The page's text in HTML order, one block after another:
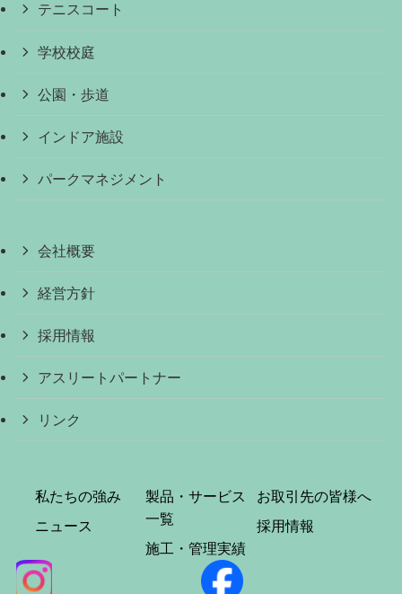
テニスコート
学校校庭
公園・歩道
インドア施設
パークマネジメント
会社概要
経営方針
採用情報
アスリートパートナー
リンク
私たちの強み
ニュース
製品・サービス
一覧
施工・管理実績
お取引先の皆様へ
採用情報